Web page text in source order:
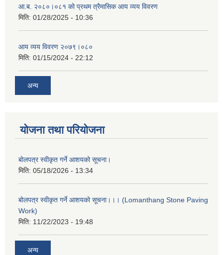
आ.ब. २०८०।०८१ को प्रथम त्रैमासिक आय व्यय विवरण
मिति: 01/28/2025 - 10:36
आय व्यय विवरण २०७९।०८०
मिति: 01/15/2024 - 22:12
अन्य
योजना तथा परियोजना
बोलपत्र स्वीकृत गर्ने आशयको सूचना।
मिति: 05/18/2026 - 13:34
बोलपत्र स्वीकृत गर्ने आशयको सूचना।।। (Lomanthang Stone Paving
Work)
मिति: 11/22/2023 - 19:48
अन्य